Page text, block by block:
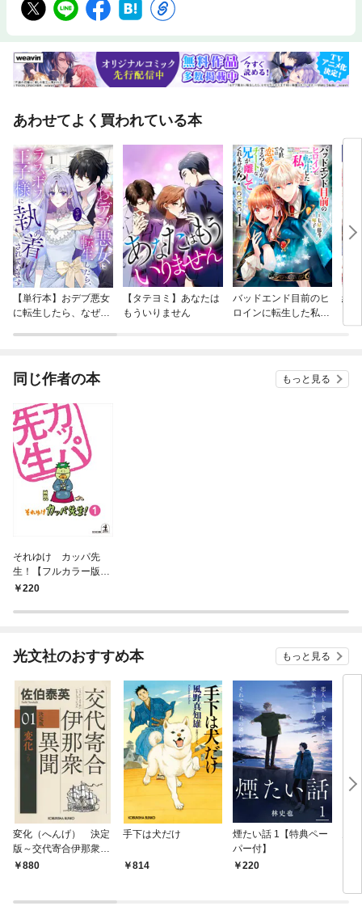
あわせてよく買われている本
【単行本】おデブ悪女
に転生したら、なぜか
【タテヨミ】あなたは
もういりません
バッドエンド目前のヒ
ロインに転生した私、
結
同じ作者の本 もっと見る
それゆけ カッパ先
生！【フルカラー版】
１220
光文社のおすすめ本 もっと見る
変化（へんげ） 決定
版～交代寄合伊那衆異
聞（1）～
880
手下は犬だけ
814
煙たい話 1【特典ペー
パー付】
220